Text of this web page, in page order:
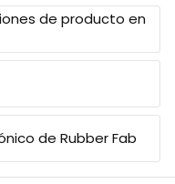
de producto en
de Rubber Fab